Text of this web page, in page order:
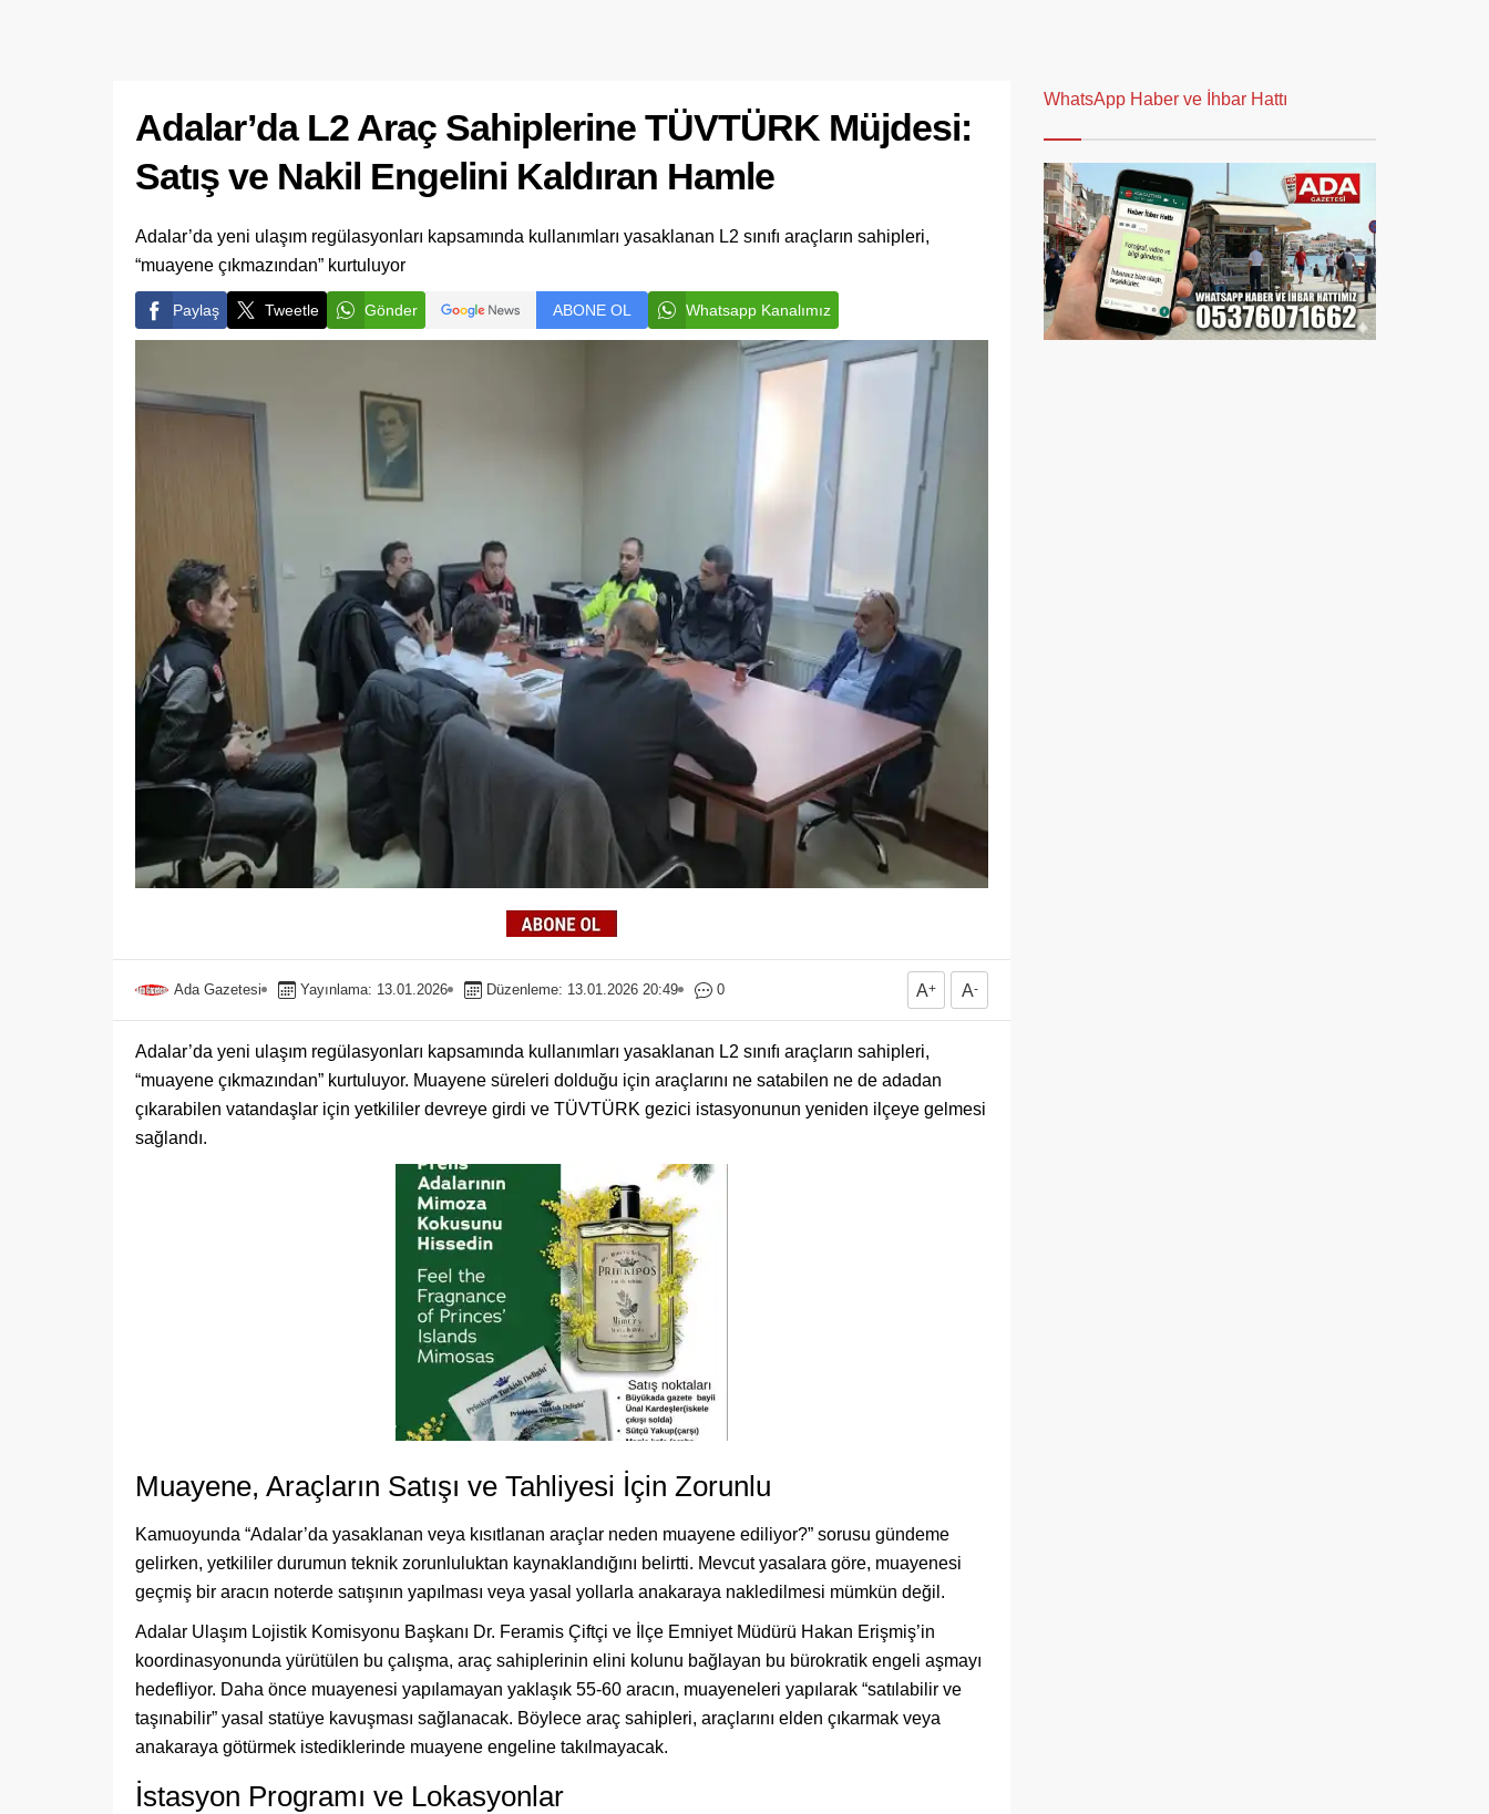
Adalar’da L2 Araç Sahiplerine TÜVTÜRK Müjdesi:
Satış ve Nakil Engelini Kaldıran Hamle
Adalar’da yeni ulaşım regülasyonları kapsamında kullanımları yasaklanan L2 sınıfı araçların sahipleri,
“muayene çıkmazından” kurtuluyor
Paylaş Tweetle Gönder ABONE OL Whatsapp Kanalımız
Ada Gazetesi Yayınlama: 13.01.2026 Düzenleme: 13.01.2026 20:49 0 A+ A-
Adalar’da yeni ulaşım regülasyonları kapsamında kullanımları yasaklanan L2 sınıfı araçların sahipleri,
“muayene çıkmazından” kurtuluyor. Muayene süreleri dolduğu için araçlarını ne satabilen ne de adadan
çıkarabilen vatandaşlar için yetkililer devreye girdi ve TÜVTÜRK gezici istasyonunun yeniden ilçeye gelmesi
sağlandı.
Muayene, Araçların Satışı ve Tahliyesi İçin Zorunlu
Kamuoyunda “Adalar’da yasaklanan veya kısıtlanan araçlar neden muayene ediliyor?” sorusu gündeme
gelirken, yetkililer durumun teknik zorunluluktan kaynaklandığını belirtti. Mevcut yasalara göre, muayenesi
geçmiş bir aracın noterde satışının yapılması veya yasal yollarla anakaraya nakledilmesi mümkün değil.
Adalar Ulaşım Lojistik Komisyonu Başkanı Dr. Feramis Çiftçi ve İlçe Emniyet Müdürü Hakan Erişmiş’in
koordinasyonunda yürütülen bu çalışma, araç sahiplerinin elini kolunu bağlayan bu bürokratik engeli aşmayı
hedefliyor. Daha önce muayenesi yapılamayan yaklaşık 55-60 aracın, muayeneleri yapılarak “satılabilir ve
taşınabilir” yasal statüye kavuşması sağlanacak. Böylece araç sahipleri, araçlarını elden çıkarmak veya
anakaraya götürmek istediklerinde muayene engeline takılmayacak.
İstasyon Programı ve Lokasyonlar
WhatsApp Haber ve İhbar Hattı